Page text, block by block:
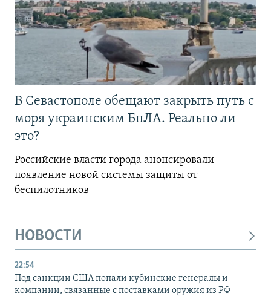
В Севастополе обещают закрыть путь с
моря украинским БпЛА. Реально ли
это?
Российские власти города анонсировали
появление новой системы защиты от
беспилотников
НОВОСТИ
22:54
Под санкции США попали кубинские генералы и
компании, связанные с поставками оружия из РФ